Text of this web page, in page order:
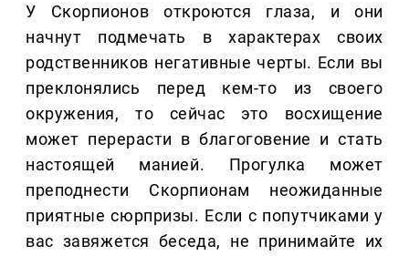
У Скорпионов откроются глаза, и они
начнут подмечать в характерах своих
родственников негативные черты. Если вы
преклонялись перед кем-то из своего
окружения, то сейчас это восхищение
может перерасти в благоговение и стать
настоящей манией. Прогулка может
преподнести Скорпионам неожиданные
приятные сюрпризы. Если с попутчиками у
вас завяжется беседа, не принимайте их